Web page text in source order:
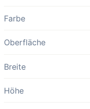
Farbe
Oberfläche
Breite
Höhe